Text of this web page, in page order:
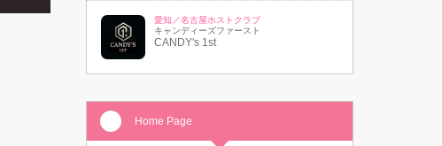
愛知／名古屋ホストクラブ
キャンディーズファースト
CANDY's 1st
Home Page